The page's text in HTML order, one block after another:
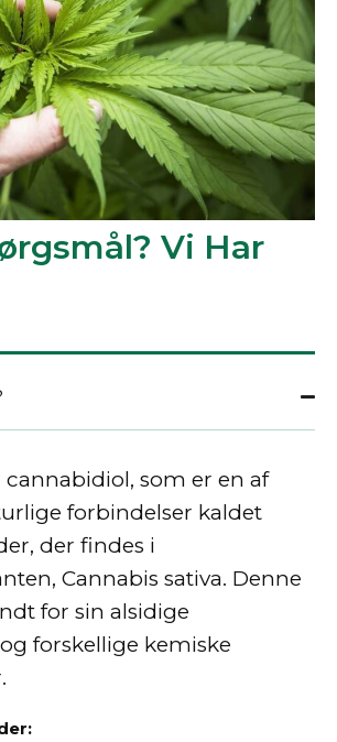
Vi Har
cannabidiol, som er en af
forbindelser kaldet
der findes i
Cannabis sativa. Denne
for sin alsidige
forskellige kemiske